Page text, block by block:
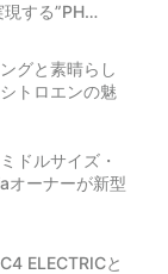
する”PH…
グと素晴らし
トロエンの魅
ドルサイズ・
オーナーが新型
ELECTRICと